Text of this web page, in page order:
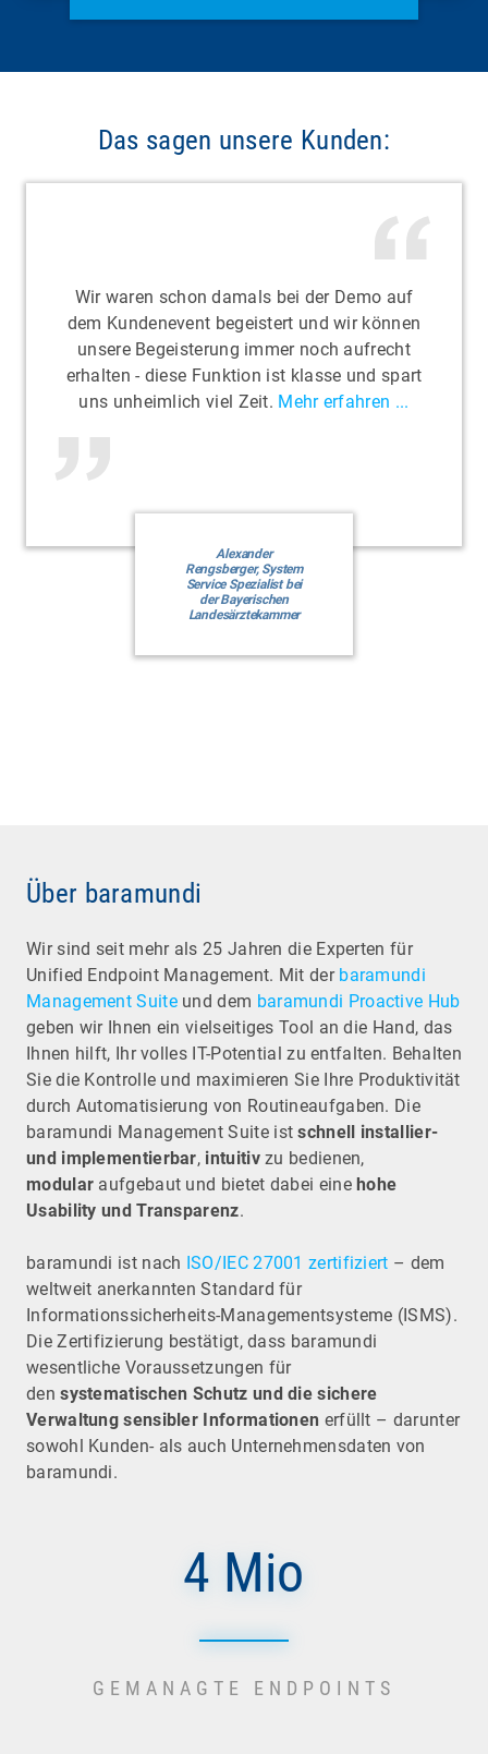
Das sagen unsere Kunden:
Wir waren schon damals bei der Demo auf
dem Kundenevent begeistert und wir können
unsere Begeisterung immer noch aufrecht
erhalten - diese Funktion ist klasse und spart
uns unheimlich viel Zeit. Mehr erfahren ...
Alexander
Rengsberger, System
Service Spezialist bei
der Bayerischen
Landesärztekammer
Über baramundi
Wir sind seit mehr als 25 Jahren die Experten für
Unified Endpoint Management. Mit der baramundi
Management Suiteund dem baramundi Proactive Hub
geben wir Ihnen ein vielseitiges Tool an die Hand, das
Ihnen hilft, Ihr volles IT-Potential zu entfalten. Behalten
Sie die Kontrolle und maximieren Sie Ihre Produktivität
durch Automatisierung von Routineaufgaben. Die
baramundi Management Suite istschnell installier-
und implementierbar, intuitivzu bedienen,
modular aufgebaut und bietet dabei einehohe
Usability und Transparenz.
baramundi ist nach ISO/IEC 27001 zertifiziert – dem
weltweit anerkannten Standard für
Informationssicherheits-Managementsysteme (ISMS).
Die Zertifizierung bestätigt, dass baramundi
wesentliche Voraussetzungen für
densystematischen Schutz und die sichere
Verwaltung sensibler Informationen erfüllt – darunter
sowohl Kunden- als auch Unternehmensdaten von
baramundi.
4 Mio
GEMANAGTE ENDPOINTS